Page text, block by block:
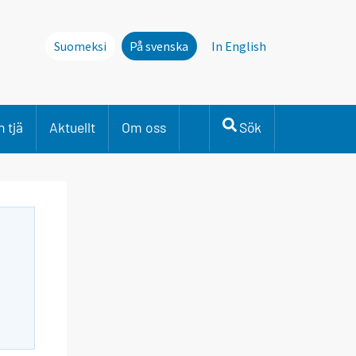
Suomeksi På svenska In English
tjä Aktuellt Om oss Sök